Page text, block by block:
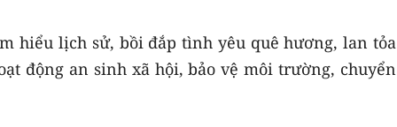
hiểu lịch sử, bồi đắp tình yêu quê hương, lan tỏa
động an sinh xã hội, bảo vệ môi trường, chuyển